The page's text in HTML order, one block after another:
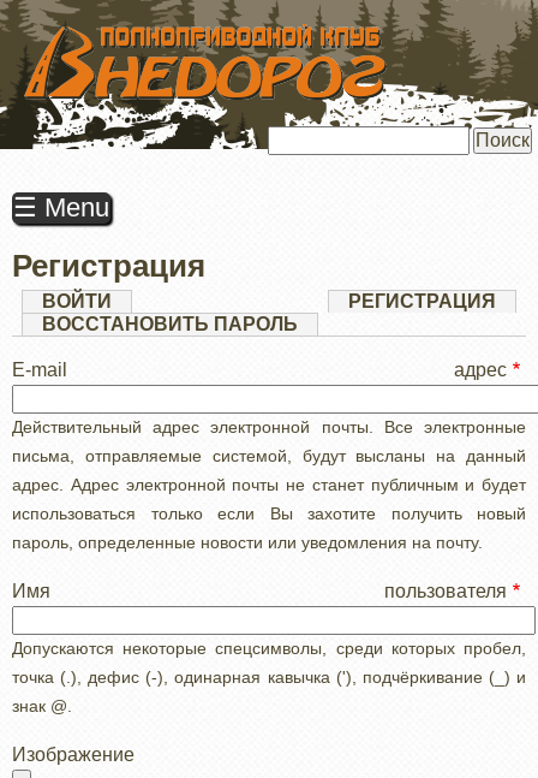
ПЕРЕЙТИ
ОСНОВНОМУ
СОДЕРЖАНИЮ
☰ Menu
Регистрация
Главные
вкладки
ВОЙТИ РЕГИСТРАЦИЯ
ВОССТАНОВИТЬ ПАРОЛЬ
E-mail адрес
Действительный адрес электронной почты. Все электронные
письма, отправляемые системой, будут высланы на данный
адрес. Адрес электронной почты не станет публичным и будет
использоваться только если Вы захотите получить новый
пароль, определенные новости или уведомления на почту.
Имя пользователя
Допускаются некоторые спецсимволы, среди которых пробел,
точка (.), дефис (-), одинарная кавычка ('), подчёркивание (_) и
знак @.
Изображение